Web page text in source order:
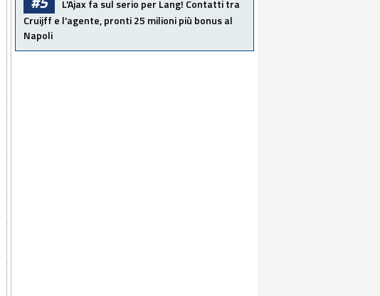
L'Ajax fa sul serio per Lang! Contatti tra
Cruijff e l'agente, pronti 25 milioni più bonus al
Napoli